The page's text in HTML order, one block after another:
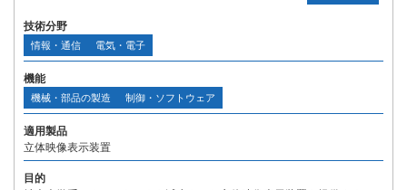
技術分野
情報・通信 電気・電子
機能
機械・部品の製造 制御・ソフトウェア
適用製品
立体映像表示装置
目的